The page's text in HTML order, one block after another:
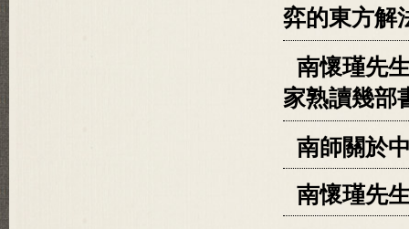
弈的東方解
南懷瑾先
家熟讀幾部
南師關於
南懷瑾先